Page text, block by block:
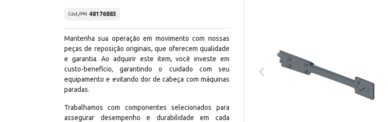
Cód./PN 48176883
Mantenha sua operação em movimento com nossas
peças de reposição originais, que oferecem qualidade
e garantia. Ao adquirir este item, você investe em
custo-benefício, garantindo o cuidado com seu
equipamento e evitando dor de cabeça com máquinas
paradas.
Trabalhamos com componentes selecionados para
assegurar desempenho e durabilidade em cada